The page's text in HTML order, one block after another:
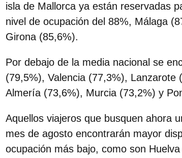
isla de Mallorca ya están reservadas
nivel de ocupación del 88%, Málaga
Girona (85,6%).
Por debajo de la media nacional se
(79,5%), Valencia (77,3%),
Almería (73,6%), Murcia (73,2%) y
Aquellos viajeros que busquen ahora
mes de agosto encontrarán mayor
ocupación más bajo, como son